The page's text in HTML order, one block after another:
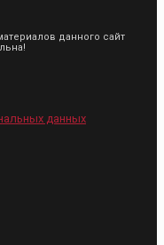
данного сайт
данных